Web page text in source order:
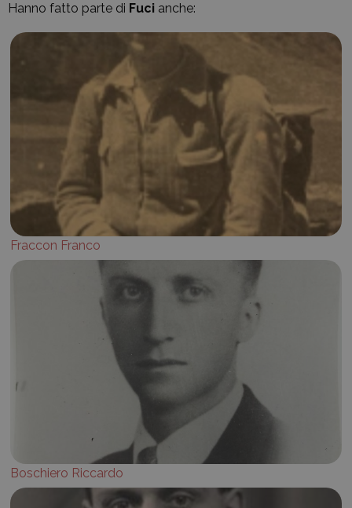
Hanno fatto parte di Fuci anche:
Fraccon Franco
Boschiero Riccardo